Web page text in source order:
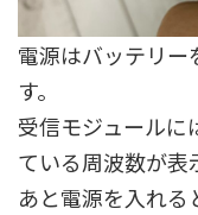
電源はバッテリー
す。
受信モジュールに
ている周波数が表
あと電源を入れ